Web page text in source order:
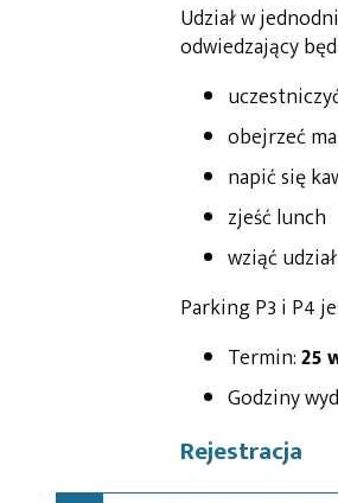
Udział w
odwiedzający
obejrzeć
napić się
zjeść lunch
wziąć
Parking P3 i P4
Termin:25
Godziny
Rejestracja